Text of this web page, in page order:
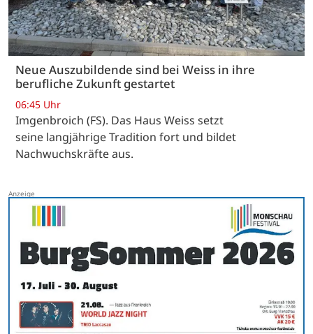
Neue Auszubildende sind bei Weiss in ihre
berufliche Zukunft gestartet
06:45 Uhr
Imgenbroich (FS). Das Haus Weiss setzt
seine langjährige Tradition fort und bildet
Nachwuchskräfte aus.